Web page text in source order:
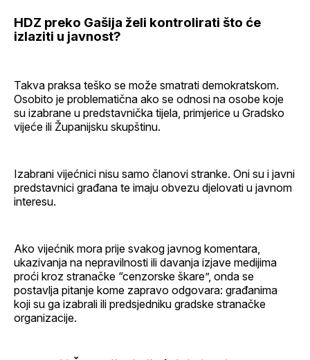
HDZ preko Gašija želi kontrolirati što će
izlaziti u javnost?
Takva praksa teško se može smatrati demokratskom.
Osobito je problematična ako se odnosi na osobe koje
su izabrane u predstavnička tijela, primjerice u Gradsko
vijeće ili Županijsku skupštinu.
Izabrani vijećnici nisu samo članovi stranke. Oni su i javni
predstavnici građana te imaju obvezu djelovati u javnom
interesu.
Ako vijećnik mora prije svakog javnog komentara,
ukazivanja na nepravilnosti ili davanja izjave medijima
proći kroz stranačke “cenzorske škare”, onda se
postavlja pitanje kome zapravo odgovara: građanima
koji su ga izabrali ili predsjedniku gradske stranačke
organizacije.